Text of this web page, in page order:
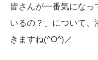
皆さんが一番気にな
いるの？」について、
きますね(^O^)／